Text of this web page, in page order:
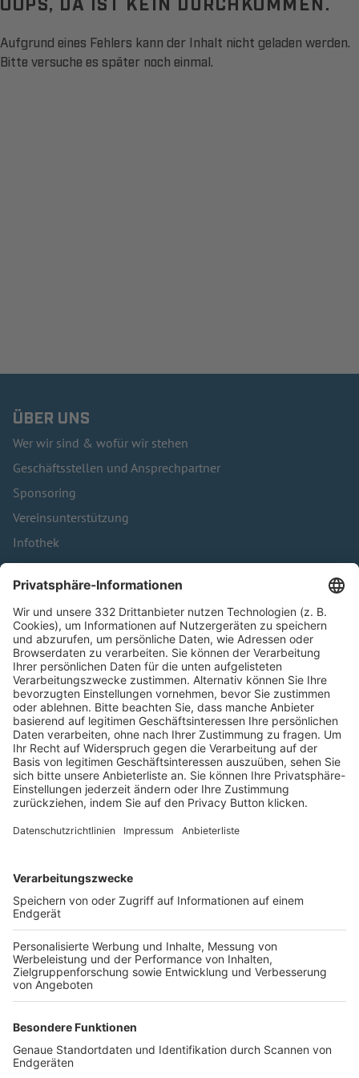
Aufgrund eines Fehlers kann der Inhalt nicht geladen werden.
Bitte versuche es später noch einmal.
ÜBER UNS
Wer wir sind & wofür wir stehen
Geschäftsstellen und Ansprechpartner
Sponsoring
Vereinsunterstützung
Infothek
Kontakt
HÄUFIG BESUCHTE SEITEN
Pässe und Vereinswechsel
Trainerausbildung
Schulungsangebot Vereinsmitarbeiter
BFV-Geschäftsstellen
Trainerbörse
Login SpielPlus
FOLGE DEM BFV
TOP-VEREINE
TOP-PARTNER